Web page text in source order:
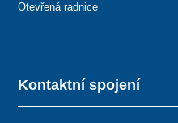
Kontaktní spojení
Otevřená radnice